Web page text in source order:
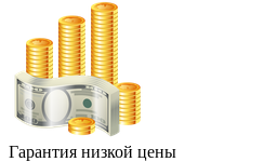
Гарантия низкой цены